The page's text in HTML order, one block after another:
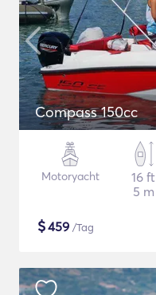
Compass 150cc
Motoryacht
16 ft
5 m
$459 /Tag